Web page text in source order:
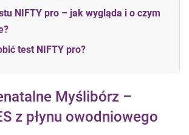
NIFTY pro – jak wygląda i o czym
test NIFTY pro?
Myślibórz –
z płynu owodniowego